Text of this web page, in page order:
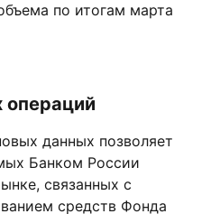
по итогам марта
данных позволяет
Банком России
связанных с
средств Фонда